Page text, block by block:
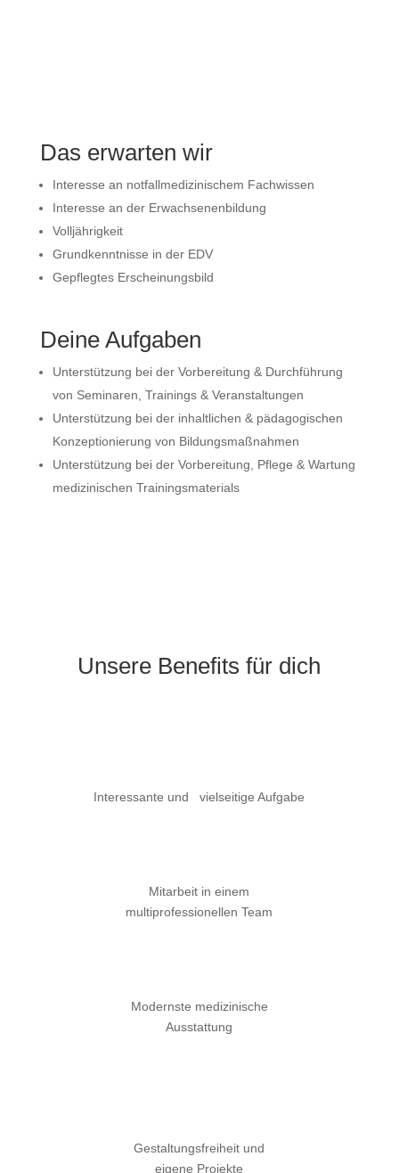
Das erwarten wir
Interesse an notfallmedizinischem Fachwissen
Interesse an der Erwachsenenbildung
Volljährigkeit
Grundkenntnisse in der EDV
Gepflegtes Erscheinungsbild
Deine Aufgaben
Unterstützung bei der Vorbereitung & Durchführung
von Seminaren, Trainings & Veranstaltungen
Unterstützung bei der inhaltlichen & pädagogischen
Konzeptionierung von Bildungsmaßnahmen
Unterstützung bei der Vorbereitung, Pflege & Wartung
medizinischen Trainingsmaterials
Unsere Benefits für dich
Interessante und vielseitige Aufgabe
Mitarbeit in einem
multiprofessionellen Team
Modernste medizinische
Ausstattung
Gestaltungsfreiheit und
eigene Projekte